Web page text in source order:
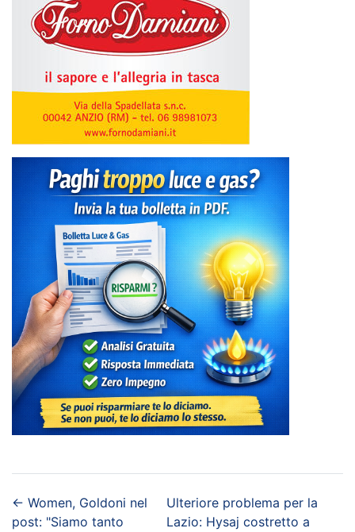
← Women, Goldoni nel
post: "Siamo tanto
Ulteriore problema per la
Lazio: Hysaj costretto a